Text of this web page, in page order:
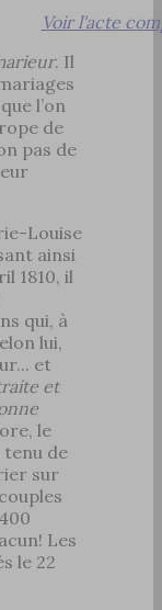
Voir l'acte
. Il
l’on
de
pas de
Louise
ainsi
1810, il
qui, à
lui,
et
et
le
tenu de
sur
Les
le 22